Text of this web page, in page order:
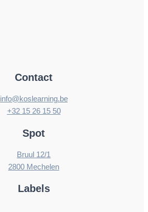
Contact
info@koslearning.be
+32 15 26 15 50
Spot
Bruul 12/1
2800 Mechelen
Labels